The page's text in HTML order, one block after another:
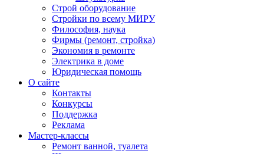
Строй оборудование
Стройки по всему МИРУ
Философия, наука
Фирмы (ремонт, стройка)
Экономия в ремонте
Электрика в доме
Юридическая помощь
О сайте
Контакты
Конкурсы
Поддержка
Реклама
Мастер-классы
Ремонт ванной, туалета